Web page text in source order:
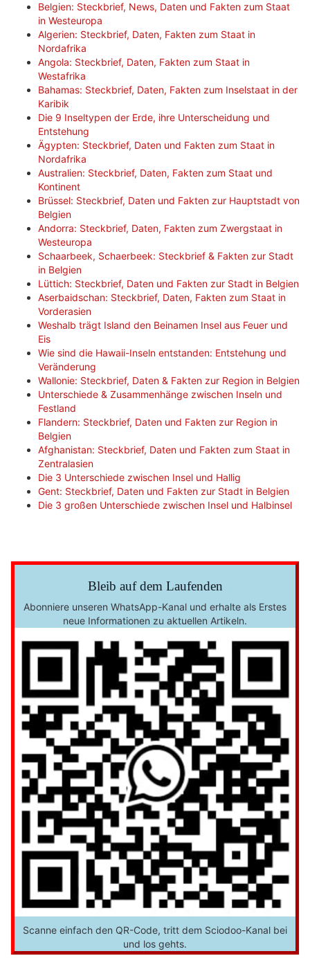
Belgien: Steckbrief, News, Daten und Fakten zum Staat
in Westeuropa
Algerien: Steckbrief, Daten, Fakten zum Staat in
Nordafrika
Angola: Steckbrief, Daten, Fakten zum Staat in
Westafrika
Bahamas: Steckbrief, Daten, Fakten zum Inselstaat in der
Karibik
Die 9 Inseltypen der Erde, ihre Unterscheidung und
Entstehung
Ägypten: Steckbrief, Daten und Fakten zum Staat in
Nordafrika
Australien: Steckbrief, Daten, Fakten zum Staat und
Kontinent
Brüssel: Steckbrief, Daten und Fakten zur Hauptstadt von
Belgien
Andorra: Steckbrief, Daten, Fakten zum Zwergstaat in
Westeuropa
Schaarbeek, Schaerbeek: Steckbrief & Fakten zur Stadt
in Belgien
Lüttich: Steckbrief, Daten und Fakten zur Stadt in Belgien
Aserbaidschan: Steckbrief, Daten, Fakten zum Staat in
Vorderasien
Weshalb trägt Island den Beinamen Insel aus Feuer und
Eis
Wie sind die Hawaii-Inseln entstanden: Entstehung und
Veränderung
Wallonie: Steckbrief, Daten & Fakten zur Region in Belgien
Unterschiede & Zusammenhänge zwischen Inseln und
Festland
Flandern: Steckbrief, Daten und Fakten zur Region in
Belgien
Afghanistan: Steckbrief, Daten und Fakten zum Staat in
Zentralasien
Die 3 Unterschiede zwischen Insel und Hallig
Gent: Steckbrief, Daten und Fakten zur Stadt in Belgien
Die 3 großen Unterschiede zwischen Insel und Halbinsel
Bleib auf dem Laufenden
Abonniere unseren WhatsApp-Kanal und erhalte als Erstes
neue Informationen zu aktuellen Artikeln.
Scanne einfach den QR-Code, tritt dem Sciodoo-Kanal bei
und los gehts.